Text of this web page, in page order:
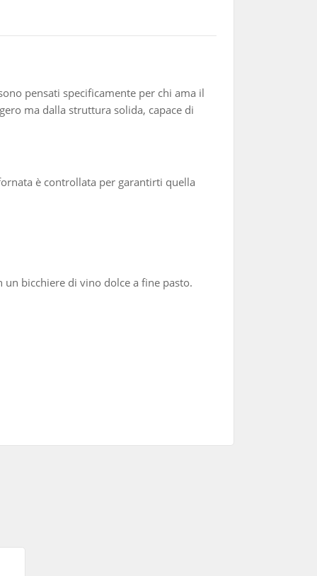
pensati specificamente per chi ama il
ma dalla struttura solida, capace di
è controllata per garantirti quella
bicchiere di vino dolce a fine pasto.